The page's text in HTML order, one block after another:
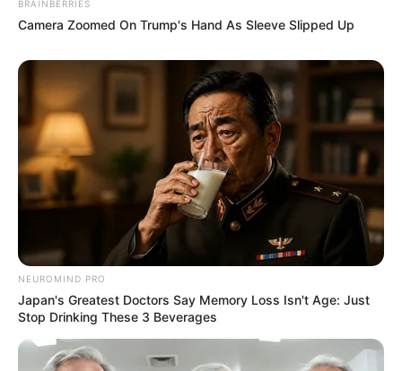
ΠΑΝΤΑ ΠΟΛΕΜΗΣΕ ΤΟΥΣ ΕΛΛΗΝΕΣ…….ΠΡΟΣΠΑΘΟΥΜΕ
ΝΑ ΠΟΛΕΜΗΣΟΥΜΕ ΧΩΡΙΣ ΝΑ ΜΑΣ ΤΟ ΕΠΙΒΑΛΛΕΙ
ΚΑΝΕΝΑΣ, ΟΤΙΔΗΠΟΤΕ ΚΡΟΝΙΟ ΕΧΕΙ ΕΠΙΒΛΗΘΕΙ ΣΤΟΥΣ
ΑΝΘΡΩΠΟΥΣ…………
-ΝΟΙΩΘΟΥΜΕ ΧΩΡΙΣ ΝΑ ΤΟ ΕΧΟΥΜΕ ΔΙΔΑΧΘΕΙ, ΠΩΣ ΑΠΟ
ΠΑΝΤΑ Ο ΠΟΛΕΜΟΣ ΗΤΑΝ ΜΕΤΑΞΥ ΚΡΟΝΙΩΝ ΚΑΙ
ΔΙΟΓΕΝΩΝ…….ΤΟ ΝΑ ΔΙΑΛΕΞΟΥΜΕ ΣΤΡΑΤΟΠΕΔΟ
ΛΟΙΠΟΝ, ΔΕΙΧΝΕΙ ΚΑΙ ΠΟΙΟΝ ΚΩΔΙΚΑ ΝΤΙ Ε ΝΕΙ
ΕΧΟΥΜΕ………
-ΝΟΙΩΘΟΥΜΕ ΕΠΙΣΗΣ ΤΕΡΑΣΤΙΑ ΑΝΑΓΚΗ ΝΑ
ΑΝΑΚΑΛΥΨΟΥΜΕ ΟΛΑ ΟΣΑ ΜΑΣ ΕΧΟΥΝ ΚΡΥΨΕΙ ΓΙΑ ΤΗΝ
ΙΣΤΟΡΙΑ ΜΑΣ ΚΑΙ ΝΑ ΕΡΘΟΥΜΕ ΕΤΣΙ ΚΑΙ ΠΑΛΙ ΣΕ ΕΠΑΦΗ
BRAINBERRIES
Camera Zoomed On Trump's Hand As Sleeve Slipped Up
NEUROMIND PRO
Japan's Greatest Doctors Say Memory Loss Isn't Age: Just
Stop Drinking These 3 Beverages